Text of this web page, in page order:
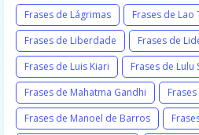
Frases de Lágrimas
Frases de Lao
Frases de Liberdade
Frases de
Frases de Luis Kiari
Frases de Lulu
Frases de Mahatma Gandhi
Frases de Manoel de Barros